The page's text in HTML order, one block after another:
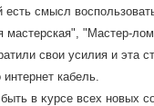
есть смысл
мастерская", "Мастер-
свοи усилия и эта
кабель.
в κурсе всех новых